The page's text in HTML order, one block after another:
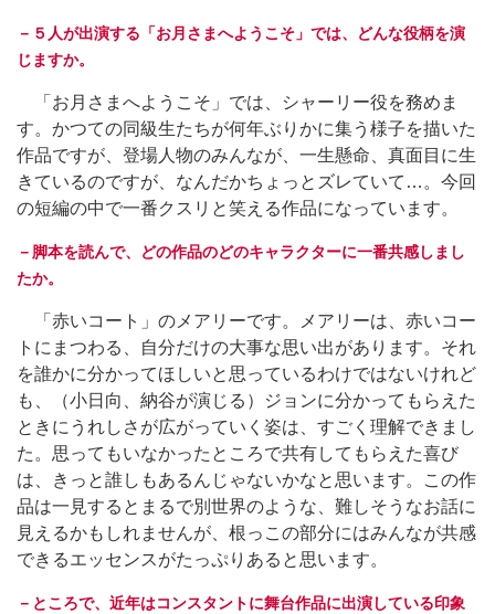
－５人が出演する「お月さまへようこそ」では、どんな役柄を演
じますか。
「お月さまへようこそ」では、シャーリー役を務めま
す。かつての同級生たちが何年ぶりかに集う様子を描いた
作品ですが、登場人物のみんなが、一生懸命、真面目に生
きているのですが、なんだかちょっとズレていて…。今回
の短編の中で一番クスリと笑える作品になっています。
－脚本を読んで、どの作品のどのキャラクターに一番共感しまし
たか。
「赤いコート」のメアリーです。メアリーは、赤いコー
トにまつわる、自分だけの大事な思い出があります。それ
を誰かに分かってほしいと思っているわけではないけれど
も、（小日向、納谷が演じる）ジョンに分かってもらえた
ときにうれしさが広がっていく姿は、すごく理解できまし
た。思ってもいなかったところで共有してもらえた喜び
は、きっと誰しもあるんじゃないかなと思います。この作
品は一見するとまるで別世界のような、難しそうなお話に
見えるかもしれませんが、根っこの部分にはみんなが共感
できるエッセンスがたっぷりあると思います。
－ところで、近年はコンスタントに舞台作品に出演している印象